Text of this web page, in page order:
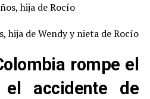
hija de Rocío
hija de Wendy y nieta de Rocío
rompe el
accidente de